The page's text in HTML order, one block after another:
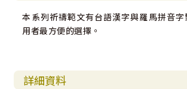
本系列祈禱範文有台語漢字與羅馬拼音
用者最方便的選擇。
詳細資料